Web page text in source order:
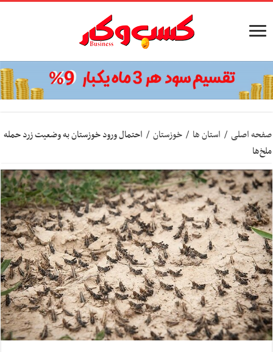
صفحه اصلی / استان ها / خوزستان / احتمال ورود خوزستان به وضعیت زرد حمله
ملخ‌ها